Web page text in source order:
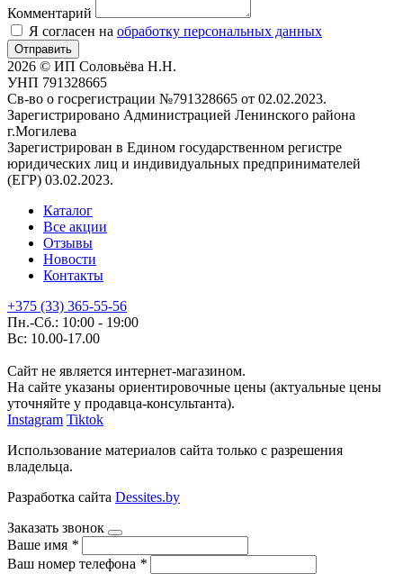
Комментарий
Я согласен на обработку персональных данных
Отправить
2026 © ИП Соловьёва Н.Н.
УНП 791328665
Св-во о госрегистрации №791328665 от 02.02.2023.
Зарегистрировано Администрацией Ленинского района
г.Могилева
Зарегистрирован в Едином государственном регистре
юридических лиц и индивидуальных предпринимателей
(ЕГР) 03.02.2023.
Каталог
Все акции
Отзывы
Новости
Контакты
+375 (33) 365-55-56
Пн.-Сб.: 10:00 - 19:00
Вс: 10.00-17.00
Сайт не является интернет-магазином.
На сайте указаны ориентировочные цены (актуальные цены
уточняйте у продавца-консультанта).
Instagram Tiktok
Использование материалов сайта только с разрешения
владельца.
Разработка сайта Dessites.by
Заказать звонок
Ваше имя *
Ваш номер телефона *